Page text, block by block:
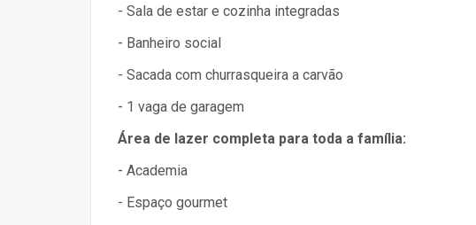
- Sala de estar e cozinha integradas
- Banheiro social
- Sacada com churrasqueira a carvão
- 1 vaga de garagem
Área de lazer completa para toda a família:
- Academia
- Espaço gourmet